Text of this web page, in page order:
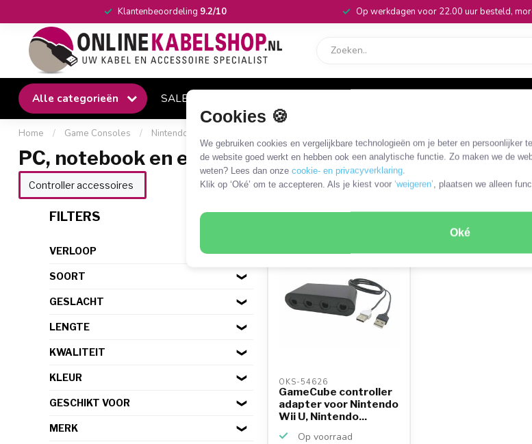
Cookies 🍪
We gebruiken cookies en vergelijkbare technologieën om je beter en persoonlijker
de website goed werkt en hebben ook een analytische functie. Zo maken we de
weten? Lees dan onze cookie- en privacyverklaring.
Klik op ‘Oké’ om te accepteren. Als je kiest voor ‘weigeren’, plaatsen we alleen
Oké
Klantenbeoordeling 9.2/10 Op werkdagen voor 22.00 uur besteld,
Alle categorieën SALE
Home / Game Consoles / Nintendo
PC, notebook en emulator
Controller accessoires
FILTERS
VERLOOP
SOORT
GESLACHT
LENGTE
KWALITEIT
KLEUR
GESCHIKT VOOR
MERK
1 PRODUCT
OKS-54626
GameCube controller
adapter voor Nintendo
Wii U, Nintendo...
Op voorraad